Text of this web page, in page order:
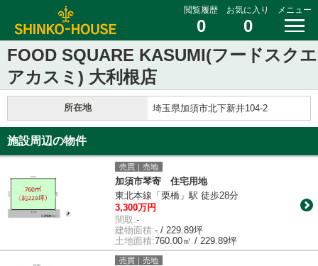
閲覧履歴
0
お気に入り
0
メニュー
FOOD SQUARE KASUMI(フードスクエ
アカスミ) 大利根店
所在地 埼玉県加須市北下新井104-2
施設周辺の物件
売買｜売地
加須市琴寄 住宅用地
東北本線「栗橋」駅 徒歩28分
3,300万円
間取:-
建物面積:- / 229.89坪
土地面積:760.00㎡ / 229.89坪
売買｜売地